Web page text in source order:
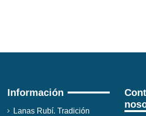
Información
Lanas Rubí. Tradición